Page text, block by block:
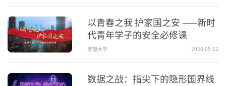
以青春之我 护家国之安 ——新时
代青年学子的安全必修课
安徽大学 2026-05-12
数据之战：指尖下的隐形国界线